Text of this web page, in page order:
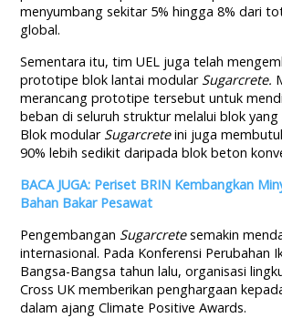
menyumbang sekitar 5% hingga 8% dari
global.
Sementara itu, tim UEL juga telah
prototipe blok lantai modular Sugarcrete.
merancang prototipe tersebut untuk
beban di seluruh struktur melalui blok
Blok modular Sugarcreteini juga
90% lebih sedikit daripada blok beton
BACA JUGA: Periset BRIN Kembangkan
Bahan Bakar Pesawat
Pengembangan Sugarcretesemakin
internasional. Pada Konferensi Perubahan
Bangsa-Bangsa tahun lalu, organisasi
Cross UK memberikan penghargaan
dalam ajang Climate Positive Awards.